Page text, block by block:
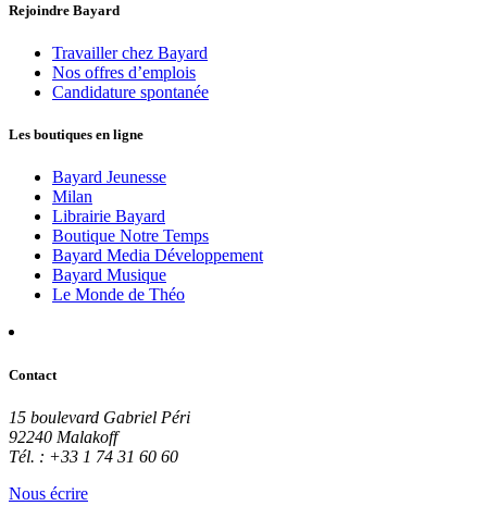
Rejoindre Bayard
Travailler chez Bayard
Nos offres d’emplois
Candidature spontanée
Les boutiques en ligne
Bayard Jeunesse
Milan
Librairie Bayard
Boutique Notre Temps
Bayard Media Développement
Bayard Musique
Le Monde de Théo
Contact
15 boulevard Gabriel Péri
92240 Malakoff
Tél. : +33 1 74 31 60 60
Nous écrire